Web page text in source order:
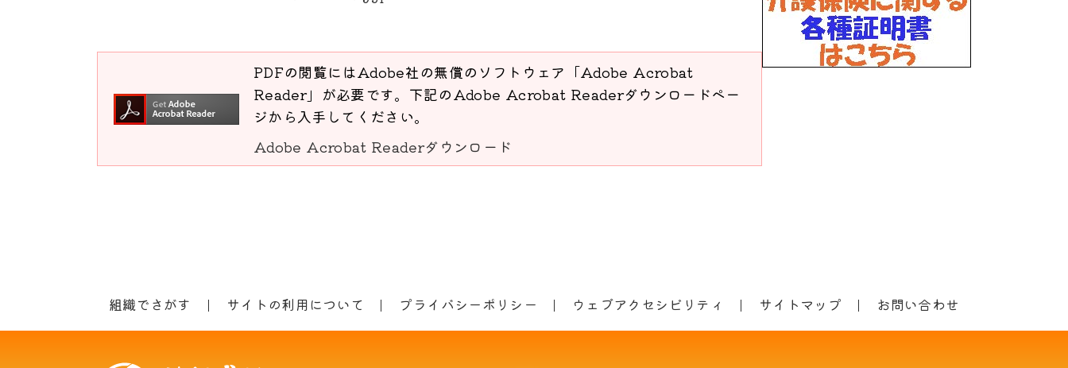
PDFの閲覧にはAdobe社の無償のソフトウェア「Adobe Acrobat
Reader」が必要です。下記のAdobe Acrobat Readerダウンロードペー
ジから入手してください。
Adobe Acrobat Readerダウンロード
組織でさがす サイトの利用について プライバシーポリシー ウェブアクセシビリティ サイトマップ お問い合わせ